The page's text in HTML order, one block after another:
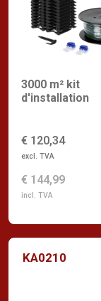
3000 m² kit
d'installation
€ 120,34
excl. TVA
€ 144,99
incl. TVA
KA0210